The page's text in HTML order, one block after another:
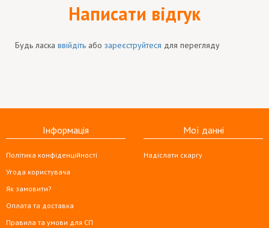
Написати відгук
Будь ласка ввійдіть або зареєструйтеся для перегляду
Інформація
Політика конфіденційності
Угода користувача
Як замовити?
Оплата та доставка
Правила та умови для СП
Мої данні
Надіслати скаргу